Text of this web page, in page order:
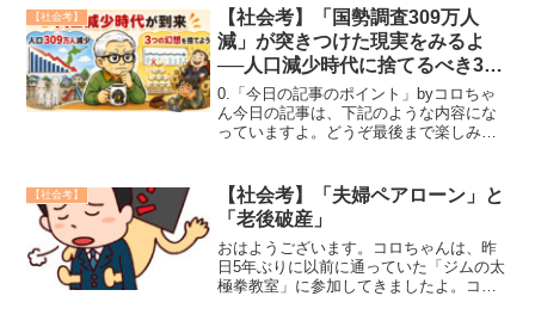
ゃんは、やむを得ず散歩を早めに切り上
げて帰宅しました。ワンコ...
【社会考】
【社会考】「国勢調査309万人
減」が突きつけた現実をみるよ
──人口減少時代に捨てるべき3つ
の幻想
0.「今日の記事のポイント」byコロちゃ
ん今日の記事は、下記のような内容にな
っていますよ。どうぞ最後まで楽しみな
少数は年間約90万人程度みたいだよ」
③「人口が減少した市...
【社会考】
【社会考】「夫婦ペアローン」と
「老後破産」
おはようございます。コロちゃんは、昨
日5年ぶりに以前に通っていた「ジムの太
極拳教室」に参加してきましたよ。コロ